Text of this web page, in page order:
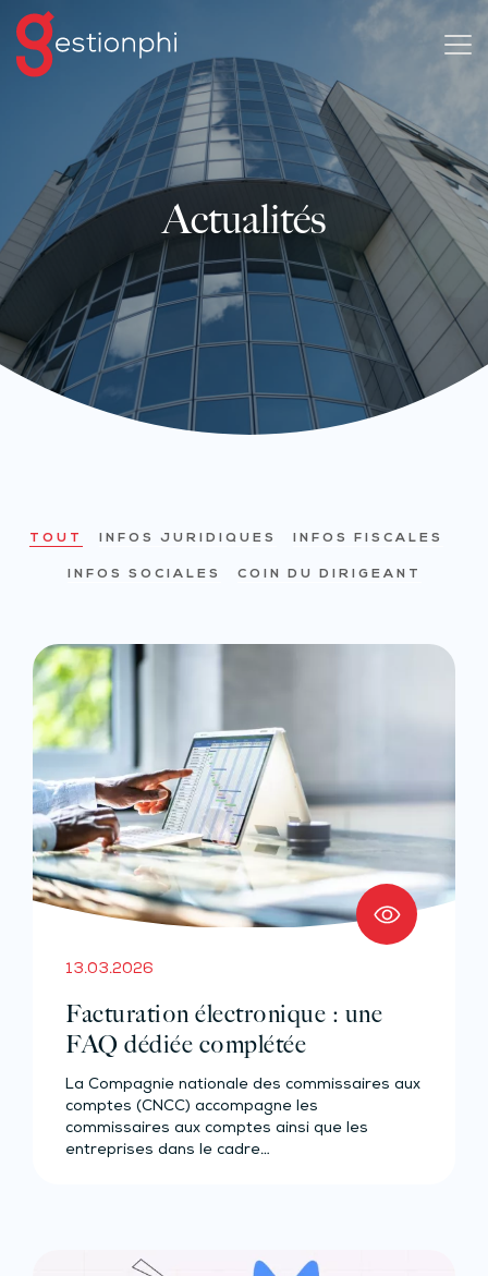
Actualités
TOUT INFOS JURIDIQUES INFOS FISCALES
INFOS SOCIALES COIN DU DIRIGEANT
13.03.2026
Facturation électronique : une
FAQ dédiée complétée
La Compagnie nationale des commissaires aux
comptes (CNCC) accompagne les
commissaires aux comptes ainsi que les
entreprises dans le cadre…